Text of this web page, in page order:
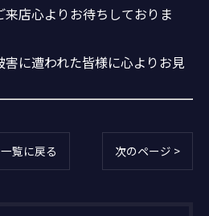
店心よりお待ちしておりま
に遭われた皆様に心よりお見
一覧に戻る 次のページ >